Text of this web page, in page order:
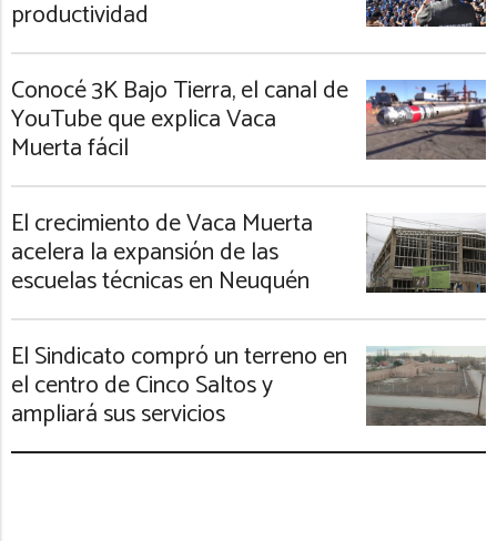
productividad
Conocé 3K Bajo Tierra, el canal de
YouTube que explica Vaca
Muerta fácil
El crecimiento de Vaca Muerta
acelera la expansión de las
escuelas técnicas en Neuquén
El Sindicato compró un terreno en
el centro de Cinco Saltos y
ampliará sus servicios